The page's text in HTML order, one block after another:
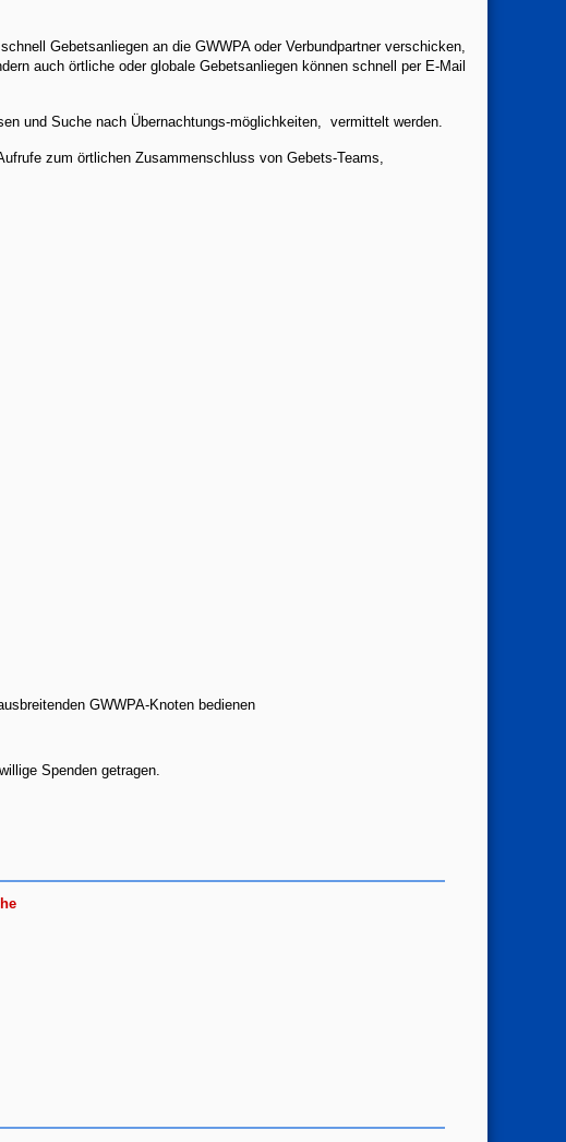
Gebetsanliegen an die GWWPA oder Verbundpartner verschicken,
auch örtliche oder globale Gebetsanliegen können schnell per E-Mail
und Suche nach Übernachtungs-möglichkeiten, vermittelt werden.
zum örtlichen Zusammenschluss von Gebets-Teams,
GWWPA-Knoten bedienen
Spenden getragen.